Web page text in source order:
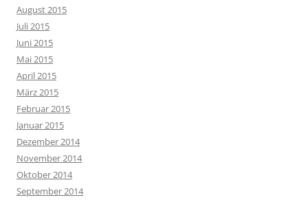
August 2015
Juli 2015
Juni 2015
Mai 2015
April 2015
März 2015
Februar 2015
Januar 2015
Dezember 2014
November 2014
Oktober 2014
September 2014